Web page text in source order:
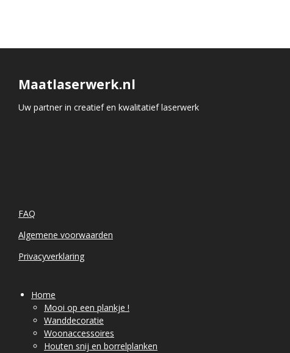
Maatlaserwerk.nl
Uw partner in creatief en kwalitatief laserwerk
FAQ
Algemene voorwaarden
Privacyverklaring
Home
Mooi op een plankje !
Wanddecoratie
Woonaccessoires
Houten snij en borrelplanken